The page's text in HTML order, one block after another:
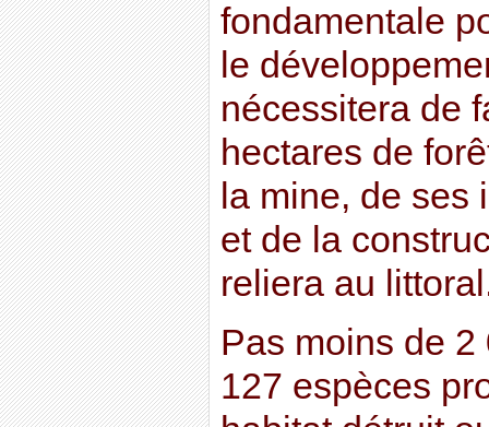
fondamentale
le
nécessitera de
hectares de
la mine, de
et de la
reliera au
Pas moins de
127 espèces